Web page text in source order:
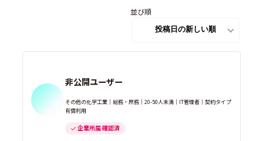
並び順
非公開ユーザー
その他の化学工業｜総務・庶務｜20-50人未満｜IT管理者｜契約タイプ
有償利用
企業所属 確認済